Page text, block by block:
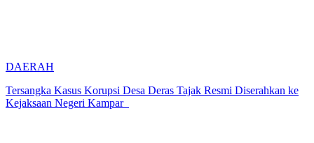
DAERAH
Tersangka Kasus Korupsi Desa Deras Tajak Resmi Diserahkan ke
Kejaksaan Negeri Kampar